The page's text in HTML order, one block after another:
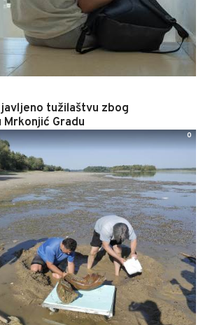
tužilaštvu zbog
Gradu
0